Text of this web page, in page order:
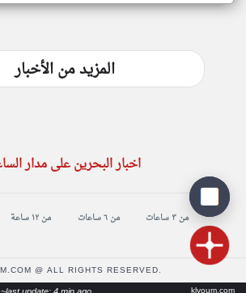
المزيد من الأخبار
اخبار البحرين على مدار
من ٣ ساعات من ٦ ساعات من ١٢ ساعة
@ ALL RIGHTS RESERVED.